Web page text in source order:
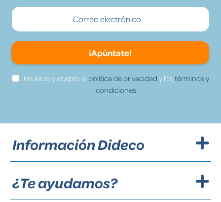
¡Apúntate!
He leído y acepto la política de privacidad y lostérminos y
condiciones.
Información Dideco
¿Te ayudamos?